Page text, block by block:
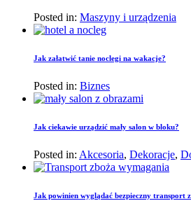
Posted in: Maszyny i urządzenia
Jak załatwić tanie noclegi na wakacje?
Posted in: Biznes
Jak ciekawie urządzić mały salon w bloku?
Posted in: Akcesoria, Dekoracje,
Jak powinien wyglądać bezpieczny transport